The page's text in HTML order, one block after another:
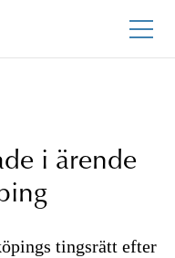
i ärende
tingsrätt efter